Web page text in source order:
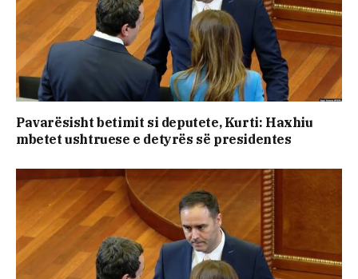
Pavarësisht betimit si deputete, Kurti: Haxhiu
mbetet ushtruese e detyrës së presidentes